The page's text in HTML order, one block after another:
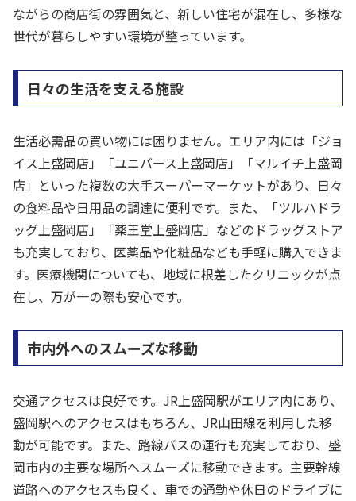
ながらの商店街の雰囲気と、新しい住宅が混在し、多様な
世代が暮らしやすい環境が整っています。
日々の生活を支える施設
生活必需品の買い物には困りません。エリア内には「ジョ
イス上盛岡店」「ユニバース上盛岡店」「マルイチ上盛岡
店」といった複数の大手スーパーマーケットがあり、日々
の食料品や日用品の調達に便利です。また、「ツルハドラ
ッグ上盛岡店」「薬王堂上盛岡店」などのドラッグストア
も充実しており、医薬品や化粧品なども手軽に購入できま
す。医療機関についても、地域に根差したクリニックが点
在し、万が一の際も安心です。
市内外へのスムーズな移動
交通アクセスは良好です。JR上盛岡駅がエリア内にあり、
盛岡駅へのアクセスはもちろん、JR山田線を利用した移
動が可能です。また、路線バスの運行も充実しており、盛
岡市内の主要な場所へスムーズに移動できます。主要幹線
道路へのアクセスも良く、車での通勤や休日のドライブに